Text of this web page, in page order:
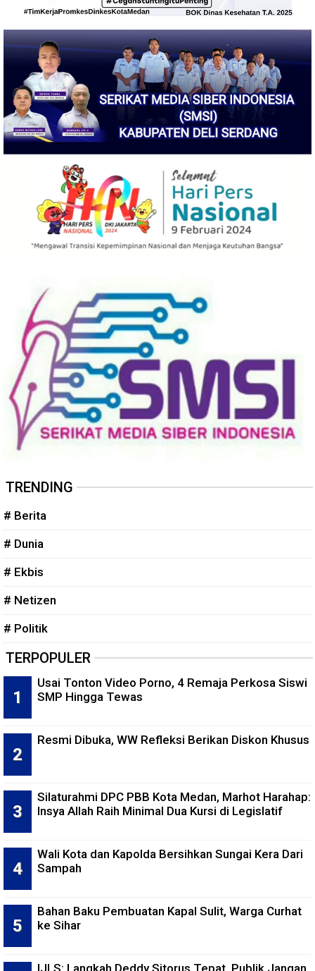
TRENDING
# Berita
# Dunia
# Ekbis
# Netizen
# Politik
TERPOPULER
Usai Tonton Video Porno, 4 Remaja Perkosa Siswi
SMP Hingga Tewas
Resmi Dibuka, WW Refleksi Berikan Diskon Khusus
Silaturahmi DPC PBB Kota Medan, Marhot Harahap:
Insya Allah Raih Minimal Dua Kursi di Legislatif
Wali Kota dan Kapolda Bersihkan Sungai Kera Dari
Sampah
Bahan Baku Pembuatan Kapal Sulit, Warga Curhat
ke Sihar
IJLS: Langkah Deddy Sitorus Tepat, Publik Jangan